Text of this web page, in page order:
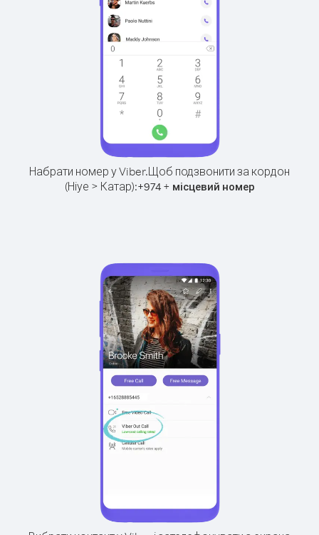
Набрати номер у Viber.Щоб подзвонити за кордон
(Ніуе > Катар):+974+ місцевий номер